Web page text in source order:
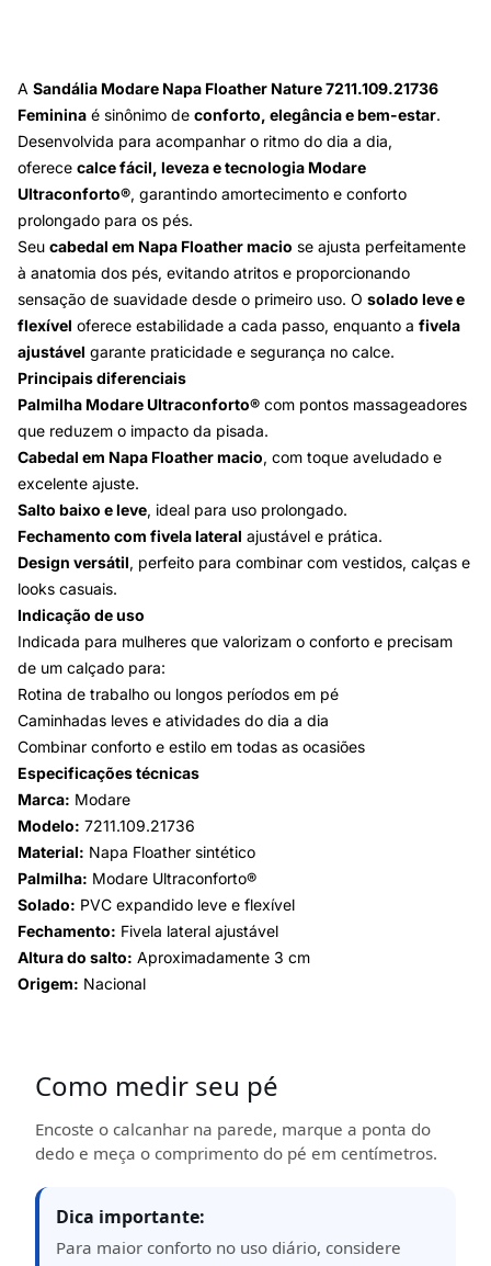
A Sandália Modare Napa Floather Nature 7211.109.21736
Feminina é sinônimo de conforto, elegância e bem-estar.
Desenvolvida para acompanhar o ritmo do dia a dia,
oferece calce fácil, leveza e tecnologia Modare
Ultraconforto®, garantindo amortecimento e conforto
prolongado para os pés.
Seu cabedal em Napa Floather macio se ajusta perfeitamente
à anatomia dos pés, evitando atritos e proporcionando
sensação de suavidade desde o primeiro uso. O solado leve e
flexível oferece estabilidade a cada passo, enquanto a fivela
ajustável garante praticidade e segurança no calce.
Principais diferenciais
Palmilha Modare Ultraconforto® com pontos massageadores
que reduzem o impacto da pisada.
Cabedal em Napa Floather macio, com toque aveludado e
excelente ajuste.
Salto baixo e leve, ideal para uso prolongado.
Fechamento com fivela lateral ajustável e prática.
Design versátil, perfeito para combinar com vestidos, calças e
looks casuais.
Indicação de uso
Indicada para mulheres que valorizam o conforto e precisam
de um calçado para:
Rotina de trabalho ou longos períodos em pé
Caminhadas leves e atividades do dia a dia
Combinar conforto e estilo em todas as ocasiões
Especificações técnicas
Marca: Modare
Modelo: 7211.109.21736
Material: Napa Floather sintético
Palmilha: Modare Ultraconforto®
Solado: PVC expandido leve e flexível
Fechamento: Fivela lateral ajustável
Altura do salto: Aproximadamente 3 cm
Origem: Nacional
Como medir seu pé
Encoste o calcanhar na parede, marque a ponta do
dedo e meça o comprimento do pé em centímetros.
Dica importante:
Para maior conforto no uso diário, considere